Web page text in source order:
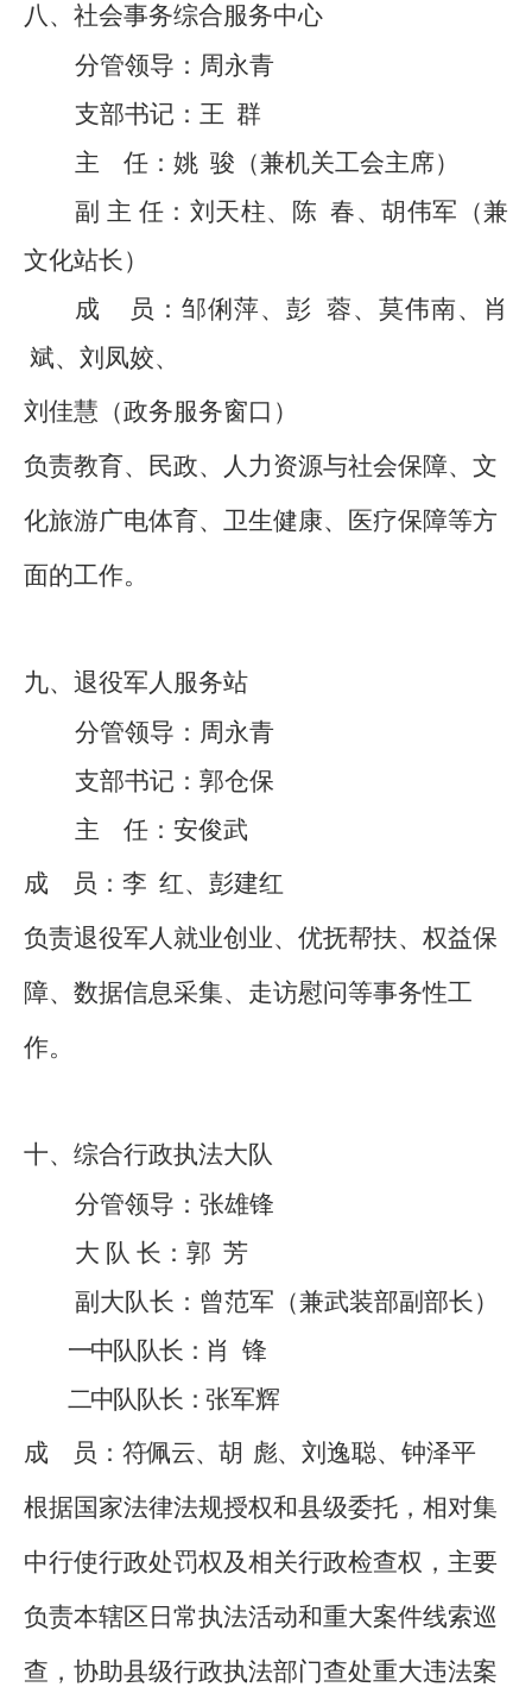
八、社会事务综合服务中心
分管领导： 周永青
支部书记 ： 王 群
主
任： 姚 骏 （兼机关工会主席）
副 主 任：刘天柱、陈 春、胡伟军（兼
文化站长 ）
成
员： 邹俐萍、彭 蓉、莫伟南、 肖
斌、 刘 凤姣、
刘佳慧（政务服务窗口）
负责教育、民政、人力资源与社会保障、文
化旅游广电体育、卫生健康、医疗保障等方
面的工作。
九、退役军人服务站
分管领导： 周永青
支部书记：郭仓保
主
任： 安俊武
成
员：李 红、 彭建红
负责退役军人就业创业、优抚帮扶、权益保
障、数据信息采集、走访慰问等事务性工
作。
十、综合行政执法大队
分管领导： 张雄锋
大 队 长：郭 芳
副大队长 ： 曾范军（兼武装部副部长）
一中队队长 ： 肖 锋
二中队队长 ：张军辉
成
员： 符佩云、胡 彪、刘逸聪、钟泽平
根据国家法律法规授权和县级委托，相对集
中行使行政处罚权及相关行政检查权，主要
负责本辖区日常执法活动和重大案件线索巡
查，协助县级行政执法部门查处重大违法案